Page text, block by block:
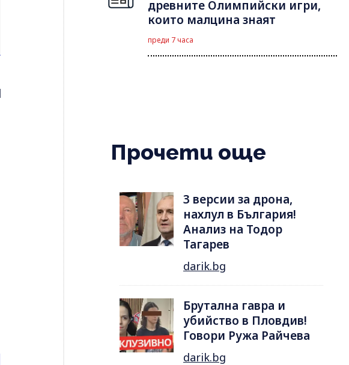
древните Олимпийски игри,
които малцина знаят
преди 7 часа
Прочети още
3 версии за дрона,
нахлул в България!
Анализ на Тодор
Тагарев
darik.bg
Брутална гавра и
убийство в Пловдив!
Говори Ружа Райчева
darik.bg